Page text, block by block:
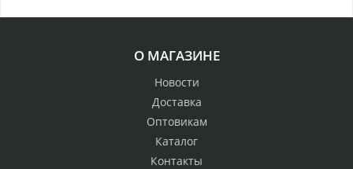
О МАГАЗИНЕ
Новости
Доставка
Оптовикам
Каталог
Контакты